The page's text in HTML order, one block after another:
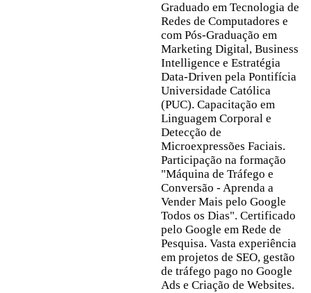
Graduado em Tecnologia de
Redes de Computadores e
com Pós-Graduação em
Marketing Digital, Business
Intelligence e Estratégia
Data-Driven pela Pontifícia
Universidade Católica
(PUC). Capacitação em
Linguagem Corporal e
Detecção de
Microexpressões Faciais.
Participação na formação
"Máquina de Tráfego e
Conversão - Aprenda a
Vender Mais pelo Google
Todos os Dias". Certificado
pelo Google em Rede de
Pesquisa. Vasta experiência
em projetos de SEO, gestão
de tráfego pago no Google
Ads e Criação de Websites.